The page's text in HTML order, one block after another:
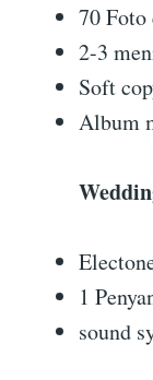
70
2-3
Soft
Album
1
sound